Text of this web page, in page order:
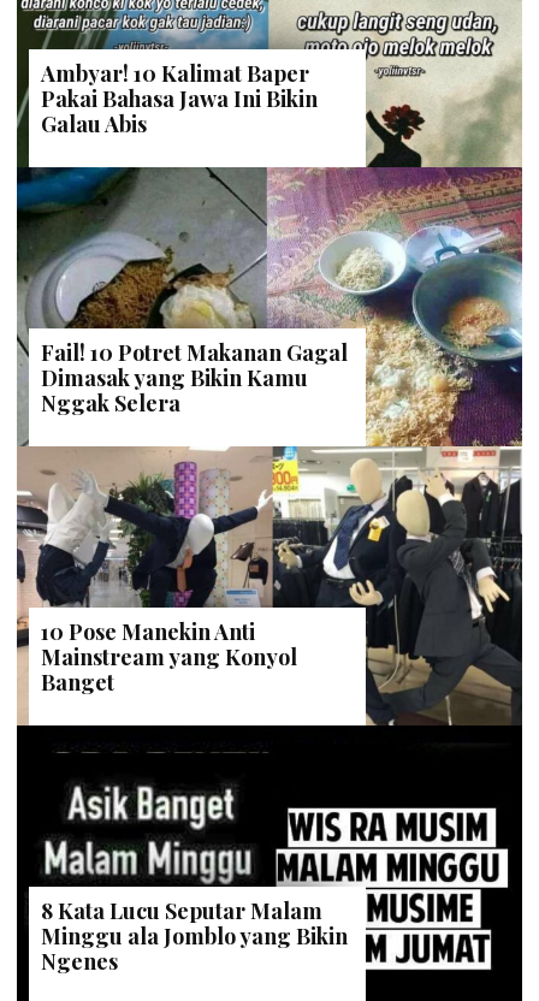
Ambyar! 10 Kalimat Baper
Pakai Bahasa Jawa Ini Bikin
Galau Abis
Fail! 10 Potret Makanan Gagal
Dimasak yang Bikin Kamu
Nggak Selera
10 Pose Manekin Anti
Mainstream yang Konyol
Banget
8 Kata Lucu Seputar Malam
Minggu ala Jomblo yang Bikin
Ngenes